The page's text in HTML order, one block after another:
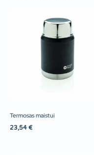
Termosas maistui
23,54 €